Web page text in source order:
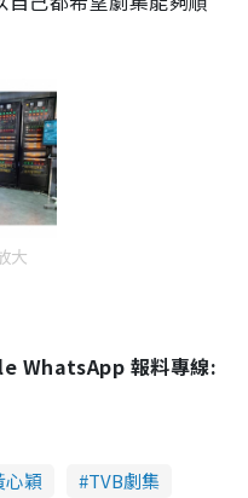
大
WhatsApp 報料專線:
心穎
TVB劇集